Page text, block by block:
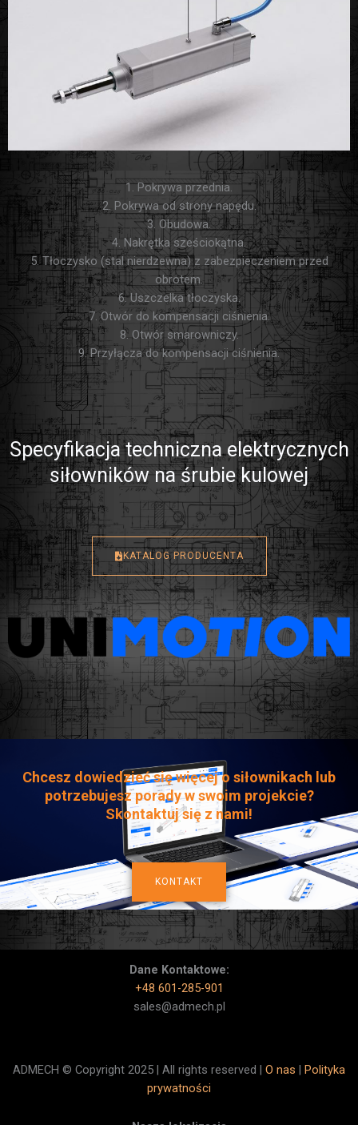
1. Pokrywa przednia.
2. Pokrywa od strony napędu.
3. Obudowa.
4. Nakrętka sześciokątna.
5. Tłoczysko (stal nierdzewna) z zabezpieczeniem przed
obrotem.
6. Uszczelka tłoczyska.
7. Otwór do kompensacji ciśnienia.
8. Otwór smarowniczy.
9. Przyłącza do kompensacji ciśnienia.
Specyfikacja techniczna elektrycznych
siłowników na śrubie kulowej
KATALOG PRODUCENTA
Chcesz dowiedzieć się więcej o siłownikach lub
potrzebujesz porady w swoim projekcie?
Skontaktuj się z nami!
KONTAKT
Dane Kontaktowe:
+48 601-285-901
sales@admech.pl
ADMECH © Copyright 2025 | All rights reserved | O nas | Polityka
prywatności